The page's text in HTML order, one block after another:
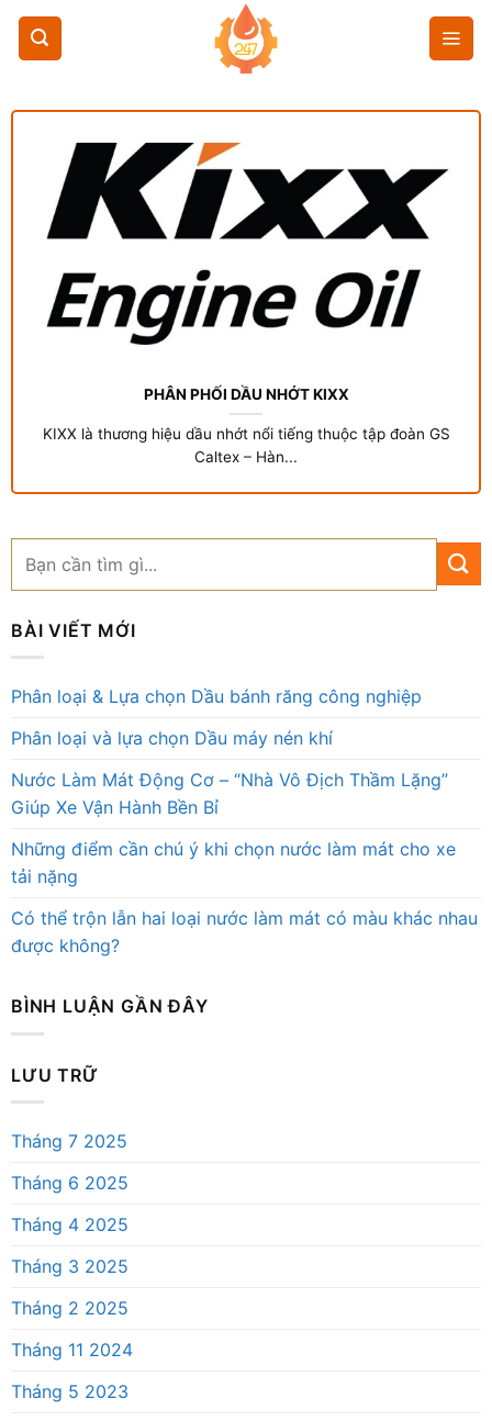
Chuyển
nội
PHÂN PHỐI DẦU NHỚT KIXX
KIXX là thương hiệu dầu nhớt nổi tiếng thuộc tập đoàn GS
Caltex – Hàn...
BÀI VIẾT MỚI
Phân loại & Lựa chọn Dầu bánh răng công nghiệp
Phân loại và lựa chọn Dầu máy nén khí
Nước Làm Mát Động Cơ – “Nhà Vô Địch Thầm Lặng”
Giúp Xe Vận Hành Bền Bỉ
Những điểm cần chú ý khi chọn nước làm mát cho xe
tải nặng
Có thể trộn lẫn hai loại nước làm mát có màu khác nhau
được không?
BÌNH LUẬN GẦN ĐÂY
LƯU TRỮ
Tháng 7 2025
Tháng 6 2025
Tháng 4 2025
Tháng 3 2025
Tháng 2 2025
Tháng 11 2024
Tháng 5 2023